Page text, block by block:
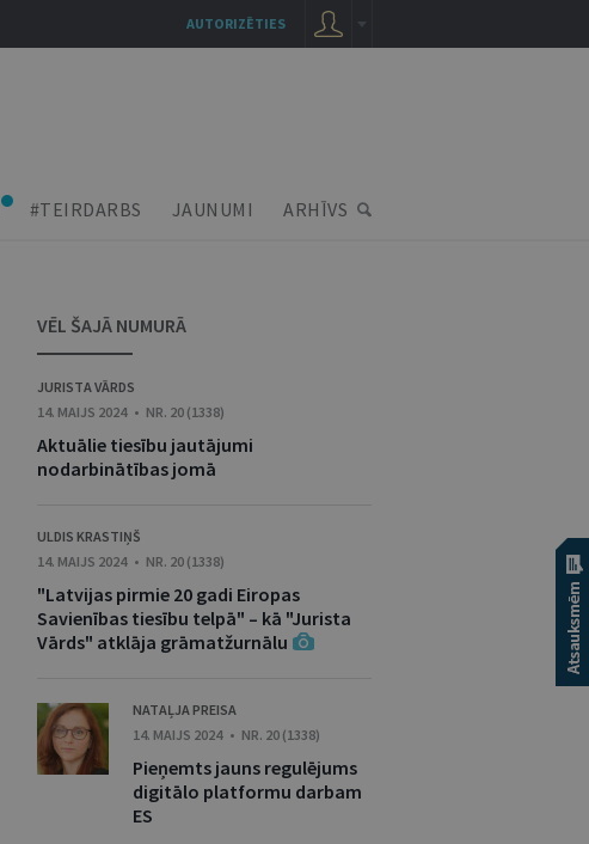
#TEIRDARBS JAUNUMI ARHĪVS
VĒL ŠAJĀ NUMURĀ
JURISTA VĀRDS
14. MAIJS 2024 • NR. 20 (1338)
Aktuālie tiesību jautājumi
nodarbinātības jomā
ULDIS KRASTIŅŠ
14. MAIJS 2024 • NR. 20 (1338)
"Latvijas pirmie 20 gadi Eiropas
Savienības tiesību telpā" – kā "Jurista
Vārds" atklāja grāmatžurnālu
NATAĻJA PREISA
14. MAIJS 2024 • NR. 20 (1338)
Pieņemts jauns regulējums
digitālo platformu darbam
ES
AUTORIZĒTIES